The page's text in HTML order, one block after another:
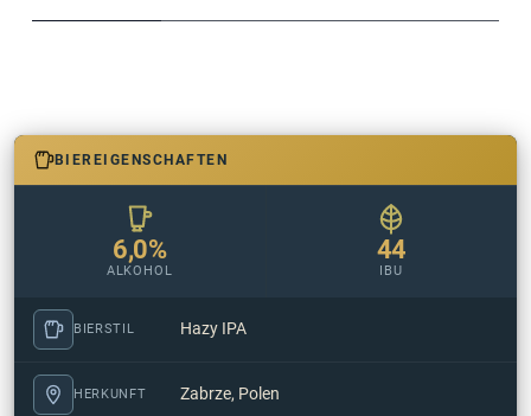
BIEREIGENSCHAFTEN
6,0%
ALKOHOL
44
IBU
BIERSTIL Hazy IPA
HERKUNFT Zabrze, Polen